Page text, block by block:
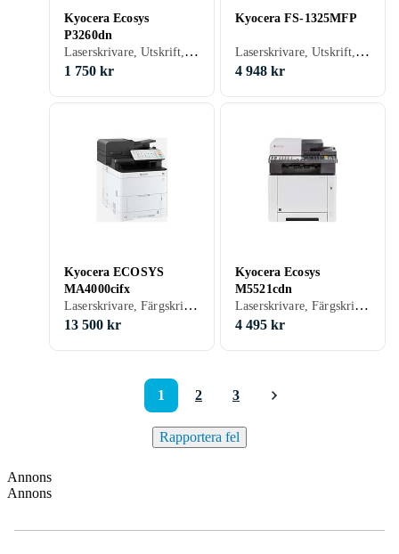
Kyocera Ecosys
P3260dn
Laserskrivare, Utskrift, USB, RJ-45 (Ethernet), Parallellport, Wi-Fi, Minneskortsläsare
1 750 kr
Kyocera FS-1325MFP
Laserskrivare, Utskrift, Skanna, Kopiering, Fax, USB, RJ-45 (Ethernet), Minneskortsläsare, Scanna till e-post
4 948 kr
Kyocera ECOSYS
MA4000cifx
Laserskrivare, Färgskrivare, Utskrift, Skanna, Kopiering, Fax, USB, RJ-45 (Ethernet), Wi-Fi, Minneskortsläsare
13 500 kr
Kyocera Ecosys
M5521cdn
Laserskrivare, Färgskrivare, Utskrift, Skanna, Kopiering, Fax, RJ-45 (Ethernet), Minneskortsläsare, Scanna till e-post
4 495 kr
1 2 3
Rapportera fel
Annons
Annons